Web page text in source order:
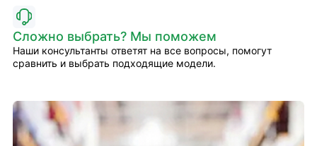
Сложно выбрать? Мы поможем
Наши консультанты ответят на все вопросы, помогут
сравнить и выбрать подходящие модели.